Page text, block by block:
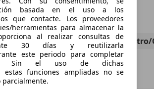
09/2025 18.776 km Electro/
basada en el uso a los
que contacte. Los proveedores
herramientas para almacenar la
al realizar consultas de
30 días y reutilizarla
este periodo para completar
Sin el uso de dichas
estas funciones ampliadas no se